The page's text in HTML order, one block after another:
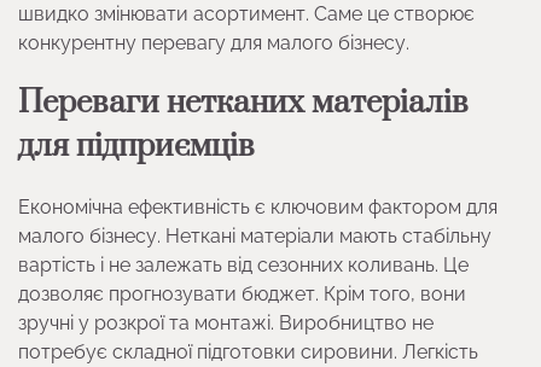
швидко змінювати асортимент. Саме це створює
конкурентну перевагу для малого бізнесу.
Переваги нетканих матеріалів
для підприємців
Економічна ефективність є ключовим фактором для
малого бізнесу. Неткані матеріали мають стабільну
вартість і не залежать від сезонних коливань. Це
дозволяє прогнозувати бюджет. Крім того, вони
зручні у розкрої та монтажі. Виробництво не
потребує складної підготовки сировини. Легкість